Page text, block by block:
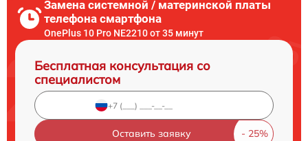
Замена системной / материнской платы
телефона смартфона
OnePlus 10 Pro NE2210 от 35 минут
Бесплатная консультация со
специалистом
Оставить заявку